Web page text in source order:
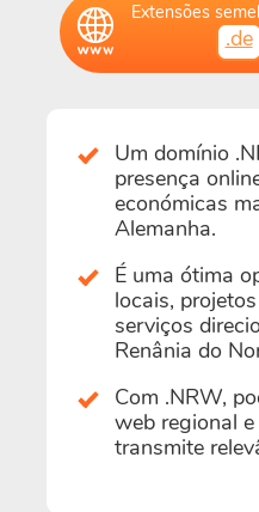
Extensões
.de
Um domínio
presença
económicas
Alemanha.
É uma ótima
locais,
serviços
Renânia do
Com .NRW,
web regional
transmite